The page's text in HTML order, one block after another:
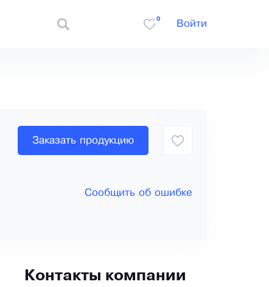
0
Войти
Заказать продукцию
Сообщить об ошибке
Контакты компании